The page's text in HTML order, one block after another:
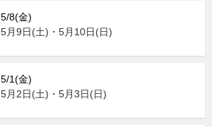
5/8(金)
5月9日(土)・5月10日(日)
5/1(金)
5月2日(土)・5月3日(日)